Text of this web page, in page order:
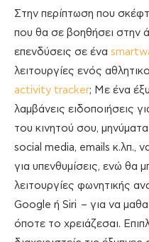
Στην περίπτωση που
που θα σε βοηθήσει στην
επενδύσεις σε ένα
λειτουργίες ενός
activity tracker; Με ένα
λαμβάνεις ειδοποιήσεις
του κινητού σου,
social media, emails κ.λπ.,
για υπενθυμίσεις, ενώ θα
λειτουργίες φωνητικής
Google ή Siri – για να
όποτε το χρειάζεσαι.